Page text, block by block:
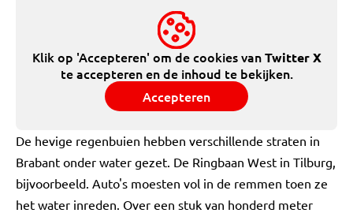
Klik op 'Accepteren' om de cookies vanTwitter X
te accepteren en de inhoud te bekijken.
Accepteren
De hevige regenbuien hebben verschillende straten in
Brabant onder water gezet. De Ringbaan West in Tilburg,
bijvoorbeeld. Auto's moesten vol in de remmen toen ze
het water inreden. Over een stuk van honderd meter